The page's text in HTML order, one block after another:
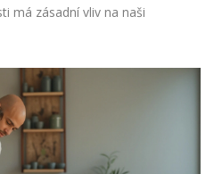
má zásadní vliv na naši